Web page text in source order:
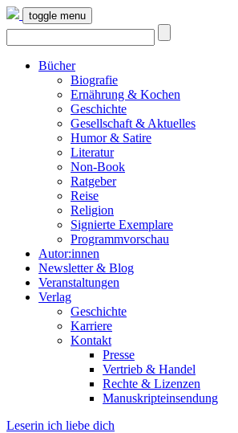
toggle menu
Bücher
Biografie
Ernährung & Kochen
Geschichte
Gesellschaft & Aktuelles
Humor & Satire
Literatur
Non-Book
Ratgeber
Reise
Religion
Signierte Exemplare
Programmvorschau
Autor:innen
Newsletter & Blog
Veranstaltungen
Verlag
Geschichte
Karriere
Kontakt
Presse
Vertrieb & Handel
Rechte & Lizenzen
Manuskripteinsendung
Leserin ich liebe dich